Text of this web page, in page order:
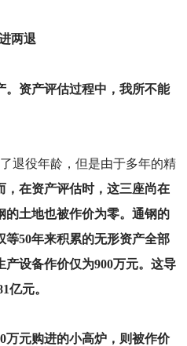
两退
。资产评估过程中，我所不能
退役年龄，但是由于多年的精
，在资产评估时，这三座尚在
的土地也被作价为零。通钢的
50年来积累的无形资产全部
设备作价仅为900万元。这导
亿元。
万元购进的小高炉，则被作价